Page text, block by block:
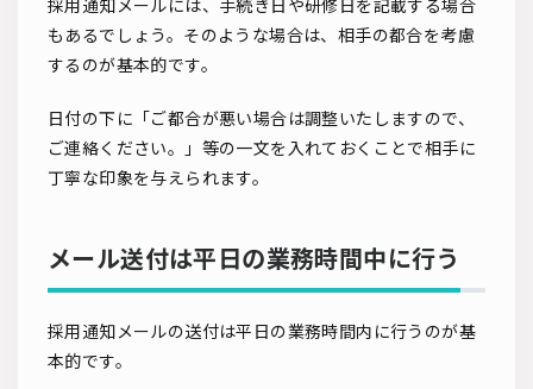
採用通知メールには、手続き日や研修日を記載する場合
もあるでしょう。そのような場合は、相手の都合を考慮
するのが基本的です。
日付の下に「ご都合が悪い場合は調整いたしますので、
ご連絡ください。」等の一文を入れておくことで相手に
丁寧な印象を与えられます。
メール送付は平日の業務時間中に行う
採用通知メールの送付は平日の業務時間内に行うのが基
本的です。